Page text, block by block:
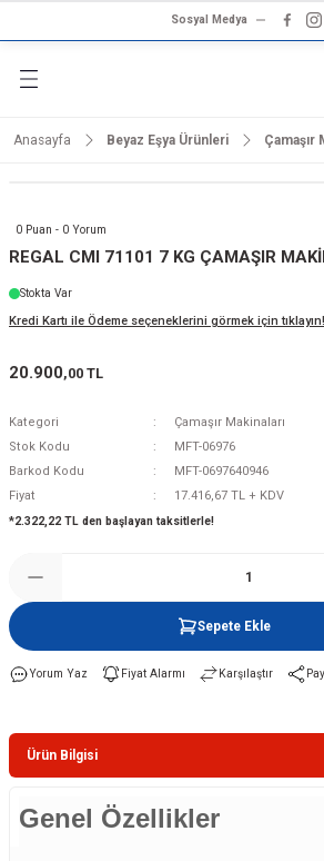
Sosyal Medya
Geri Dön
Geri Dön
Geri Dön
Ürünleri
Geri Dön
& Ses Sistemleri
Geri Dön
Geri Dön
Geri Dön
Anasayfa Beyaz Eşya Ürünleri Çamaşır
0 Puan - 0 Yorum
REGAL CMI 71101 7 KG ÇAMAŞIR
Stokta Var
Kredi Kartı ile Ödeme seçeneklerini görmek için tıklayın!
20.900,00 TL
Kategori
Çamaşır Makinaları
Stok Kodu
MFT-06976
Barkod Kodu
MFT-0697640946
Fiyat
17.416,67 TL + KDV
*2.322,22 TL den başlayan taksitlerle!
Sepete Ekle
Yorum Yaz Fiyat Alarmı Karşılaştır
Ürün Bilgisi
Genel Özellikler